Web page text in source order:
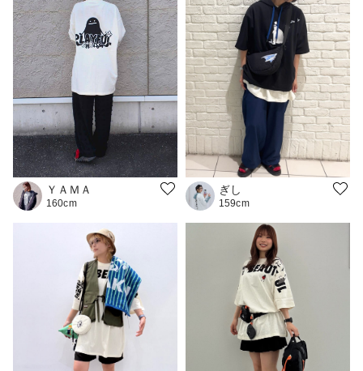
ＹＡＭＡ
160cm
ぎし
159cm